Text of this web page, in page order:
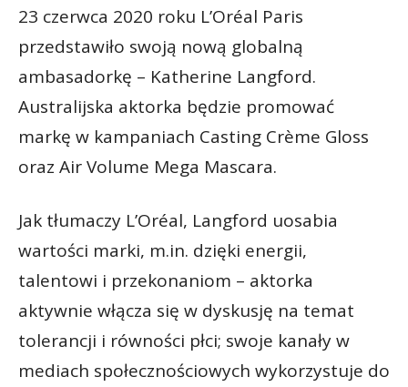
23 czerwca 2020 roku L’Oréal Paris
przedstawiło swoją nową globalną
ambasadorkę – Katherine Langford.
Australijska aktorka będzie promować
markę w kampaniach Casting Crème Gloss
oraz Air Volume Mega Mascara.
Jak tłumaczy L’Oréal, Langford uosabia
wartości marki, m.in. dzięki energii,
talentowi i przekonaniom – aktorka
aktywnie włącza się w dyskusję na temat
tolerancji i równości płci; swoje kanały w
mediach społecznościowych wykorzystuje do